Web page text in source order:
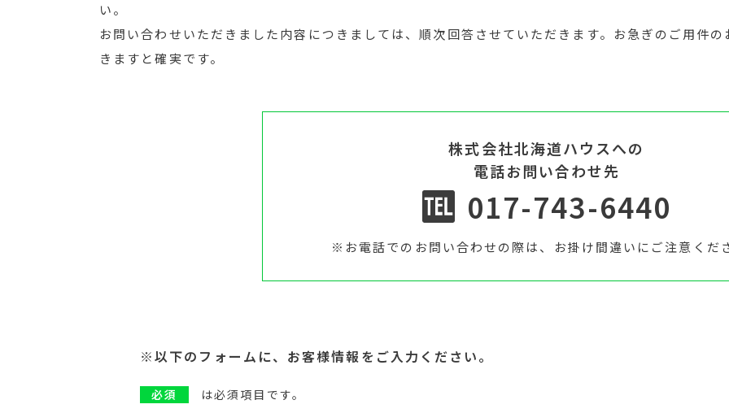
い。
お問い合わせいただきました内容につきましては、順次回答させていただきます。お急ぎのご用件
きますと確実です。
株式会社北海道ハウスへの
電話お問い合わせ先
017-743-6440
※お電話でのお問い合わせの際は、お掛け間違いにご注意くだ
※以下のフォームに、お客様情報をご入力ください。
必須 は必須項目です。